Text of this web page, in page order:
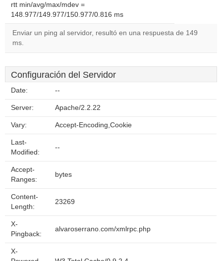
rtt min/avg/max/mdev =
148.977/149.977/150.977/0.816 ms
Enviar un ping al servidor, resultó en una respuesta de 149
ms.
Configuración del Servidor
Date: --
Server: Apache/2.2.22
Vary: Accept-Encoding,Cookie
Last-
Modified:
--
Accept-
Ranges:
bytes
Content-
Length:
23269
X-
Pingback:
alvaroserrano.com/xmlrpc.php
X-